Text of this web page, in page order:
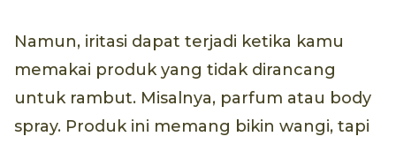
Namun, iritasi dapat terjadi ketika kamu
memakai produk yang tidak dirancang
untuk rambut. Misalnya, parfum atau body
spray. Produk ini memang bikin wangi, tapi